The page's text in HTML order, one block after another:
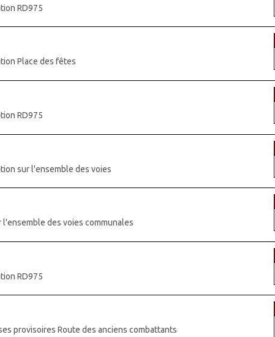
RD975
Place des fêtes
RD975
sur l'ensemble des voies
l'ensemble des voies communales
RD975
provisoires Route des anciens combattants